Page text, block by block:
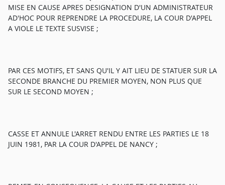
MISE EN CAUSE APRES DESIGNATION D'UN ADMINISTRATEUR
AD'HOC POUR REPRENDRE LA PROCEDURE, LA COUR D'APPEL
A VIOLE LE TEXTE SUSVISE ;
PAR CES MOTIFS, ET SANS QU'IL Y AIT LIEU DE STATUER SUR LA
SECONDE BRANCHE DU PREMIER MOYEN, NON PLUS QUE
SUR LE SECOND MOYEN ;
CASSE ET ANNULE L'ARRET RENDU ENTRE LES PARTIES LE 18
JUIN 1981, PAR LA COUR D'APPEL DE NANCY ;